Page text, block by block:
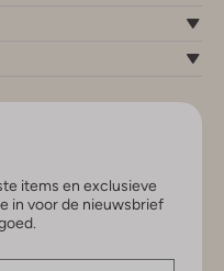
items en exclusieve
in voor de nieuwsbrief